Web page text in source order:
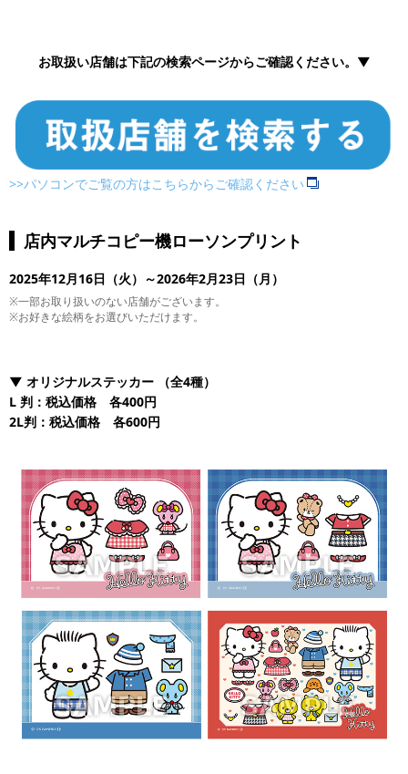
お取扱い店舗は下記の検索ページからご確認ください。▼
>>パソコンでご覧の方はこちらからご確認ください
店内マルチコピー機ローソンプリント
2025年12月16日（火）～2026年2月23日（月）
※一部お取り扱いのない店舗がございます。
※お好きな絵柄をお選びいただけます。
▼ オリジナルステッカー
（全4種）
L 判：税込価格 各400円
2L判：税込価格 各600円